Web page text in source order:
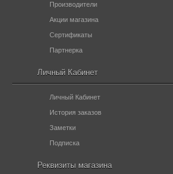
Производители
Акции магазина
Сертификаты
Партнерка
Личный Кабинет
Личный Кабинет
История заказов
Заметки
Подписка
Реквизиты магазина